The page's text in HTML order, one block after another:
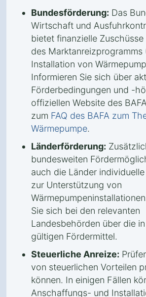
Bundesförderung: Das
Wirtschaft und
bietet finanzielle Zuschüsse
des Marktanreizprogramms
Installation von
Informieren Sie sich über
Förderbedingungen und -
offiziellen Website des
zum FAQ des BAFA zum
Wärmepumpe.
Länderförderung:
bundesweiten
auch die Länder
zur Unterstützung von
Sie sich bei den relevanten
Landesbehörden über die
gültigen Fördermittel.
Steuerliche Anreize:
von steuerlichen Vorteilen
können. In einigen Fällen
Anschaffungs- und